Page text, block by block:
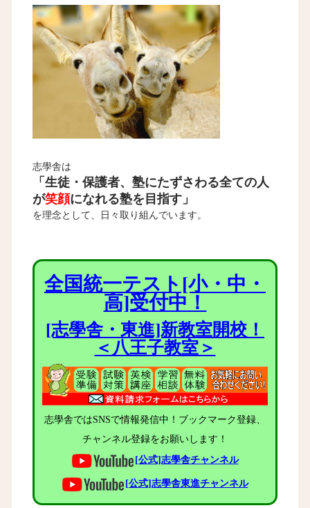
志學舎は
「生徒・保護者、塾にたずさわる全ての人
が笑顔になれる塾を目指す」
を理念として、日々取り組んでいます。
全国統一テスト[小・中・
高]受付中！
[志學舎・東進]新教室開校！
＜八王子教室＞
志學舎ではSNSで情報発信中！ブックマーク登録、
チャンネル登録をお願いします！
[公式]志學舎チャンネル
[公式]志學舎東進チャンネル